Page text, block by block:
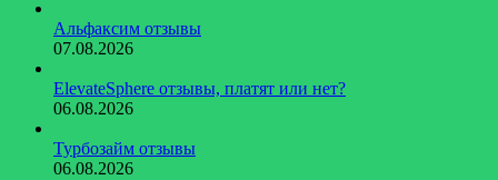
Альфаксим отзывы
07.08.2026
ElevateSphere отзывы, платят или нет?
06.08.2026
Турбозайм отзывы
06.08.2026